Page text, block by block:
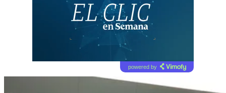
powered by